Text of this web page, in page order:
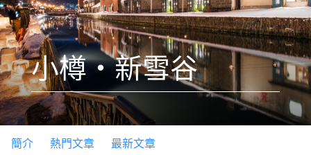
小樽・新雪谷
簡介 熱門文章 最新文章